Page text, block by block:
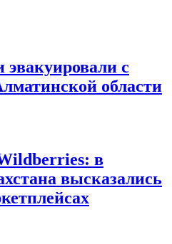
с
области
в
высказались